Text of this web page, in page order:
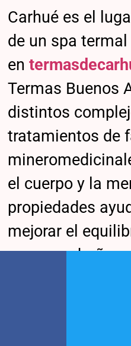
Carhué es el
de un spa termal
en
Termas Buenos
distintos
tratamientos de
el cuerpo y la
propiedades
mejorar el
veces, un baño